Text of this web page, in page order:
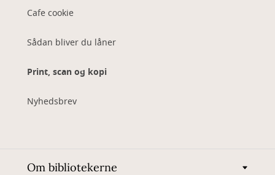
Cafe cookie
Sådan bliver du låner
Print, scan og kopi
Nyhedsbrev
Om bibliotekerne